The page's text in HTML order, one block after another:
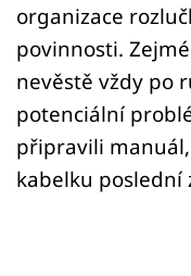
organizace
povinnosti.
nevěstě vždy po
potenciální
připravili manuál,
kabelku poslední